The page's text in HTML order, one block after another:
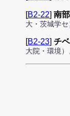
[B2-22] 南
大・茨城学セ
[B2-23] チ
大院・環境